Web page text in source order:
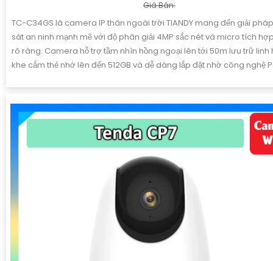
Giá Bán:
TC-C34GS là camera IP thân ngoài trời TIANDY mang đến giải
sát an ninh mạnh mẽ với độ phân giải 4MP sắc nét và micro tích
rõ ràng. Camera hỗ trợ tầm nhìn hồng ngoại lên tới 50m lưu trữ linh
khe cắm thẻ nhớ lên đến 512GB và dễ dàng lắp đặt nhờ công nghệ